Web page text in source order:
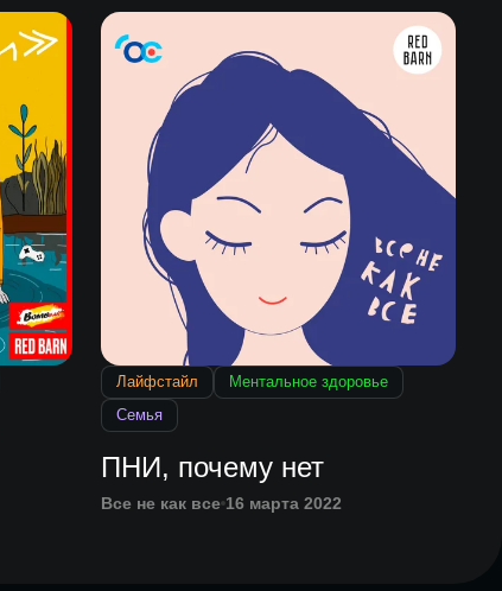
Лайфстайл
Ментальное здоровье
Семья
ПНИ, почему нет
Все не как все 16 марта 2022